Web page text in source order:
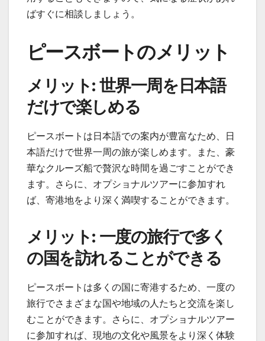
ばすぐに相談しましょう。
ピースボートのメリット
メリット: 世界一周を日本語
だけで楽しめる
ピースボートは日本語での案内が豊富なため、日
本語だけで世界一周の旅が楽しめます。また、豪
華なクルーズ船で贅沢な時間を過ごすことができ
ます。さらに、オプショナルツアーに参加すれ
ば、寄港地をより深く満喫することができます。
メリット: 一度の旅行で多く
の国を訪れることができる
ピースボートは多くの国に寄港するため、一度の
旅行でさまざまな国や地域の人たちと交流を楽し
むことができます。さらに、オプショナルツアー
に参加すれば、現地の文化や風景をより深く体験